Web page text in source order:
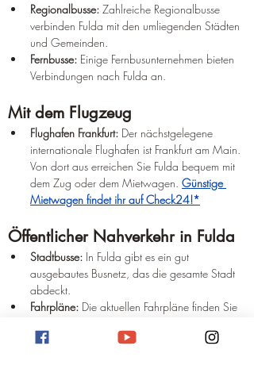
Regionalbusse: Zahlreiche Regionalbusse
verbinden Fulda mit den umliegenden Städten
und Gemeinden.
Fernbusse: Einige Fernbusunternehmen bieten
Verbindungen nach Fulda an.
Mit dem Flugzeug
Flughafen Frankfurt: Der nächstgelegene
internationale Flughafen ist Frankfurt am Main.
Von dort aus erreichen Sie Fulda bequem mit
dem Zug oder dem Mietwagen. Günstige
Mietwagen findet ihr auf Check24!*
Öffentlicher Nahverkehr in Fulda
Stadtbusse: In Fulda gibt es ein gut
ausgebautes Busnetz, das die gesamte Stadt
abdeckt.
Fahrpläne: Die aktuellen Fahrpläne finden Sie
Verkehrsverbunds (RMV).